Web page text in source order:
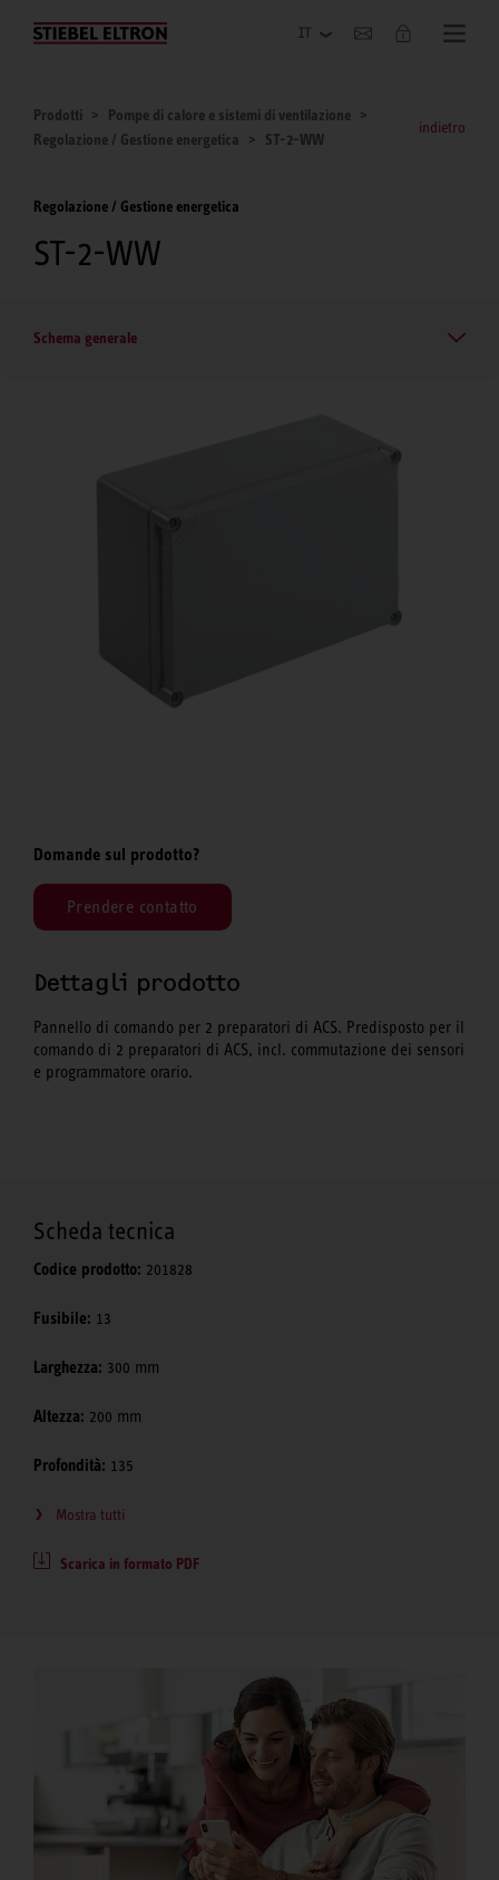
Azienda
Prodotti
Pompe di calore e sistemi di ventilazione
Regolazione / Gestione energetica
ST-2-WW
indietro
Regolazione / Gestione energetica
ST-2-WW
Schema generale
Domande sul prodotto?
Prendere contatto
Dettagli prodotto
Pannello di comando per 2 preparatori di ACS. Predisposto per il
comando di 2 preparatori di ACS, incl. commutazione dei sensori
e programmatore orario.
Scheda tecnica
Codice prodotto: 201828
Fusibile: 13
Larghezza: 300 mm
Altezza: 200 mm
Profondità: 135
Mostra tutti
Scarica in formato PDF